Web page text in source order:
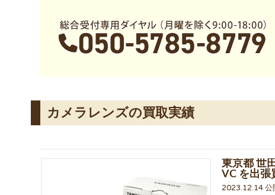
カメラレンズの買取実績
東京都 世
VC を出張
2023.12.14 公